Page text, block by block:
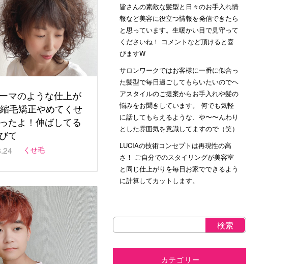
マのような仕上が
縮毛矯正やめてくせ
たよ！伸ばしてる
て
くせ毛
皆さんの素敵な髪型と日々のお手入れ情
報など美容に役立つ情報を発信できたら
と思っています。生暖かい目で見守って
くださいね！ コメントなど頂けると喜
びますW
サロンワークではお客様に一番に似合っ
た髪型で毎日過ごしてもらいたいのでヘ
アスタイルのご提案からお手入れや髪の
悩みをお聞きしています。 何でも気軽
に話してもらえるような、や〜〜んわり
とした雰囲気を意識してますので（笑）
LUCIAの技術コンセプトは再現性の高
さ！ ご自分でのスタイリングが美容室
と同じ仕上がりを毎日お家でできるよう
に計算してカットします。
カテゴリー